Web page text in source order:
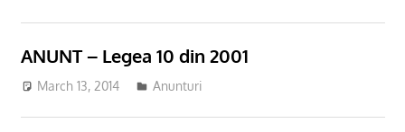
ANUNT – Legea 10 din 2001
March 13, 2014 Anunturi